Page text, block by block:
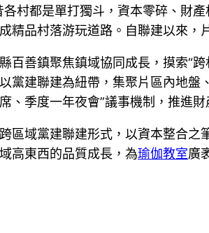
各村都是單打獨斗，資本零碎、財
精品村落游玩道路。自聯建以來，
百善鎮聚焦鎮域協同成長，摸索“
黨建聯建為紐帶，集聚片區內地盤
、季度一年夜會”議事機制，推進
區域黨建聯建形式，以資本整合之
高東西的品質成長，為瑜伽教室廣